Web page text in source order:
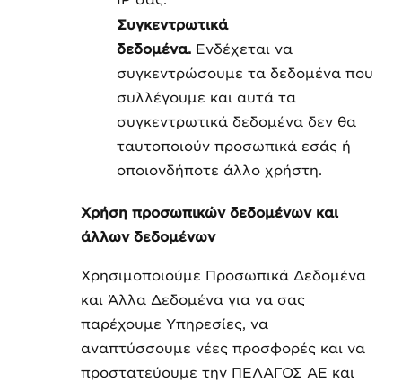
Συγκεντρωτικά
δεδομένα. Ενδέχεται να
συγκεντρώσουμε τα δεδομένα που
συλλέγουμε και αυτά τα
συγκεντρωτικά δεδομένα δεν θα
ταυτοποιούν προσωπικά εσάς ή
οποιονδήποτε άλλο χρήστη.
Χρήση προσωπικών δεδομένων και
άλλων δεδομένων
Χρησιμοποιούμε Προσωπικά Δεδομένα
και Άλλα Δεδομένα για να σας
παρέχουμε Υπηρεσίες, να
αναπτύσσουμε νέες προσφορές και να
προστατεύουμε την ΠΕΛΑΓΟΣ ΑΕ και